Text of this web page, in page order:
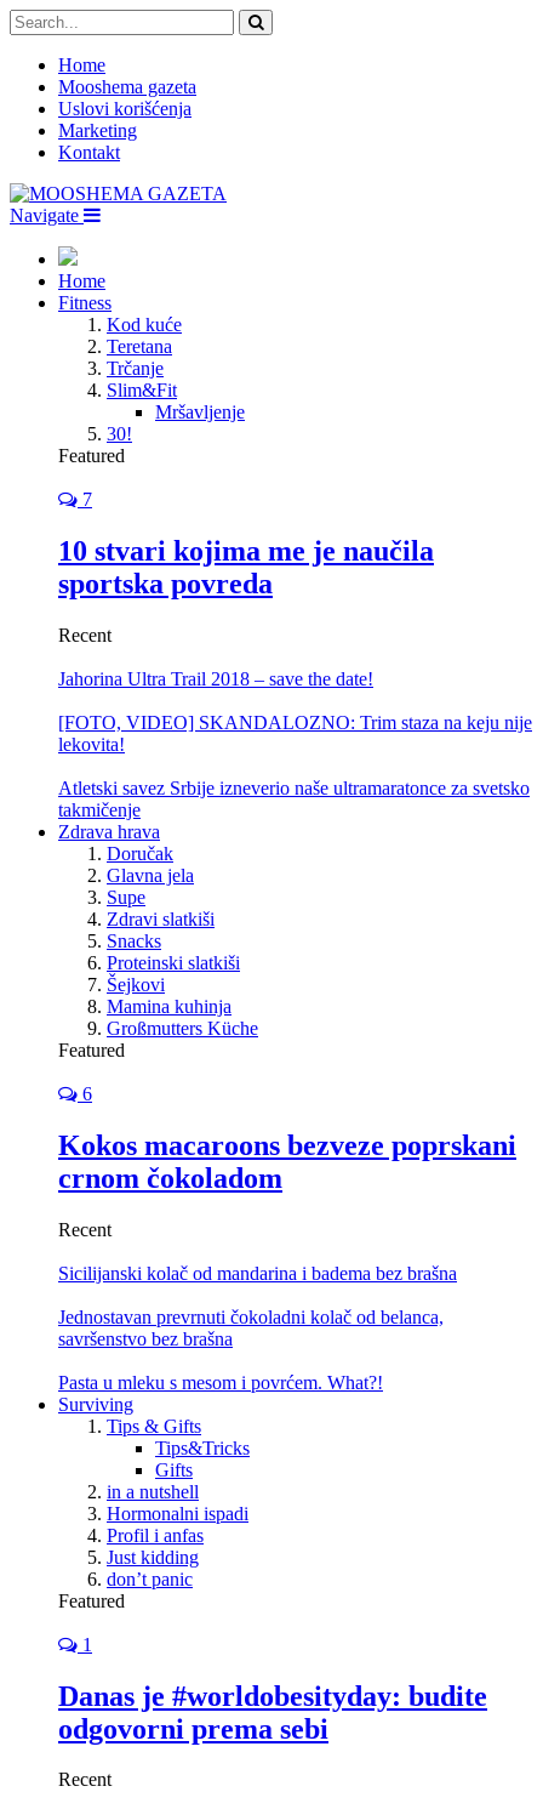
Home
Mooshema gazeta
Uslovi korišćenja
Marketing
Kontakt
Navigate
Home
Fitness
Kod kuće
Teretana
Trčanje
Slim&Fit
Mršavljenje
30!
Featured
7
10 stvari kojima me je naučila
sportska povreda
Recent
Jahorina Ultra Trail 2018 – save the date!
[FOTO, VIDEO] SKANDALOZNO: Trim staza na keju nije
lekovita!
Atletski savez Srbije izneverio naše ultramaratonce za svetsko
takmičenje
Zdrava hrava
Doručak
Glavna jela
Supe
Zdravi slatkiši
Snacks
Proteinski slatkiši
Šejkovi
Mamina kuhinja
Großmutters Küche
Featured
6
Kokos macaroons bezveze poprskani
crnom čokoladom
Recent
Sicilijanski kolač od mandarina i badema bez brašna
Jednostavan prevrnuti čokoladni kolač od belanca,
savršenstvo bez brašna
Pasta u mleku s mesom i povrćem. What?!
Surviving
Tips & Gifts
Tips&Tricks
Gifts
in a nutshell
Hormonalni ispadi
Profil i anfas
Just kidding
don’t panic
Featured
1
Danas je #worldobesityday: budite
odgovorni prema sebi
Recent